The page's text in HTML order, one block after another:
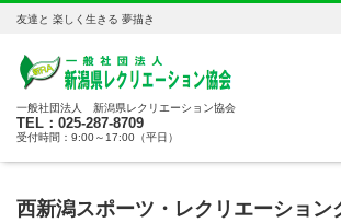
友達と 楽しく生きる 夢描き
一般社団法人 新潟県レクリエーション協会
TEL：025-287-8709
受付時間：9:00～17:00（平日）
西新潟スポーツ・レクリエーション